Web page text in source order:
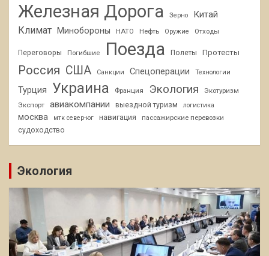
Железная Дорога Зерно Китай
Климат Минобороны НАТО Нефть Оружие Отходы
Переговоры Погибшие Поезда Полеты Протесты
Россия США Санкции Спецоперации Технологии
Турция Украина Франция Экология
Экотуризм
Экспорт
авиакомпании выездной туризм логистика
москва мтк север-юг навигация
пассажирские перевозки
судоходство
Экология